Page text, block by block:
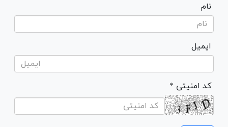
نام
ایمیل
* کد امنیتی